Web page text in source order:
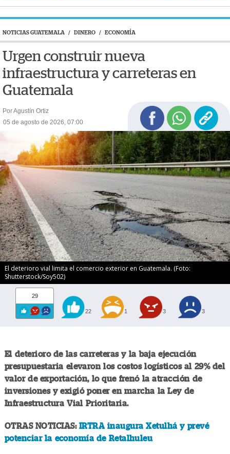
NOTICIAS GUATEMALA / DINERO / ECONOMÍA
Urgen construir nueva
infraestructura y carreteras en
Guatemala
Por Agustín Ortiz
05 de agosto de 2026, 07:00
El deterioro vial limita el comercio exterior en Guatemala. (Foto:
Shutterstock/Soy502)
29
22 1 3 3
El deterioro de las carreteras y la baja ejecución
presupuestaria elevaron los costos logísticos al 29% del
valor de exportación, lo que frenó la atracción de
inversiones y exigió poner en marcha la Ley de
Infraestructura Vial Prioritaria.
OTRAS NOTICIAS:IRTRA inaugura Xetulhá y prevé
potenciar la economía de Retalhuleu